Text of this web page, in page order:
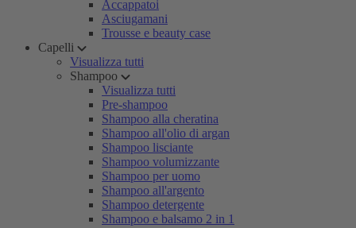
Accappatoi
Asciugamani
Trousse e beauty case
Capelli
Visualizza tutti
Shampoo
Visualizza tutti
Pre-shampoo
Shampoo alla cheratina
Shampoo all'olio di argan
Shampoo lisciante
Shampoo volumizzante
Shampoo per uomo
Shampoo all'argento
Shampoo detergente
Shampoo e balsamo 2 in 1